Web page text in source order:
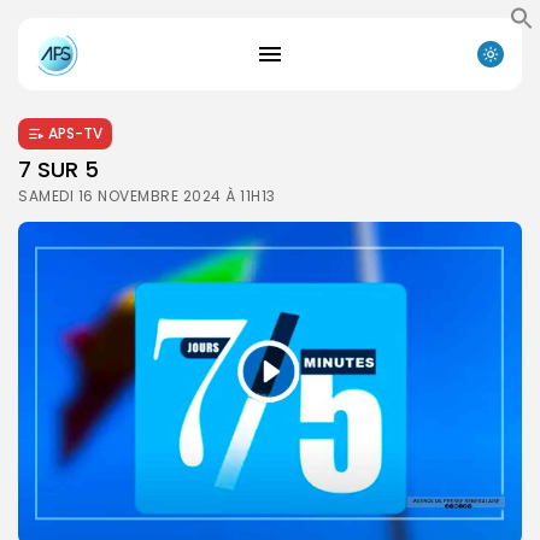
APS-TV
7 SUR 5
SAMEDI 16 NOVEMBRE 2024 À 11H13